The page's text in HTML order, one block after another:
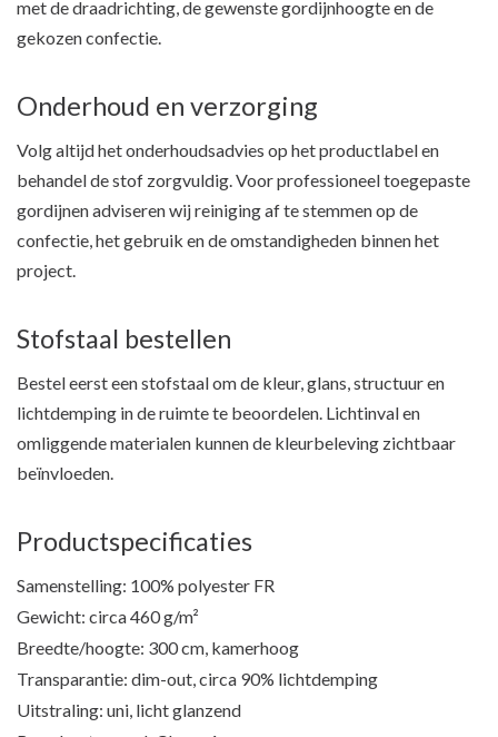
met de draadrichting, de gewenste gordijnhoogte en de
gekozen confectie.
Onderhoud en verzorging
Volg altijd het onderhoudsadvies op het productlabel en
behandel de stof zorgvuldig. Voor professioneel toegepaste
gordijnen adviseren wij reiniging af te stemmen op de
confectie, het gebruik en de omstandigheden binnen het
project.
Stofstaal bestellen
Bestel eerst een stofstaal om de kleur, glans, structuur en
lichtdemping in de ruimte te beoordelen. Lichtinval en
omliggende materialen kunnen de kleurbeleving zichtbaar
beïnvloeden.
Productspecificaties
Samenstelling: 100% polyester FR
Gewicht: circa 460 g/m²
Breedte/hoogte: 300 cm, kamerhoog
Transparantie: dim-out, circa 90% lichtdemping
Uitstraling: uni, licht glanzend